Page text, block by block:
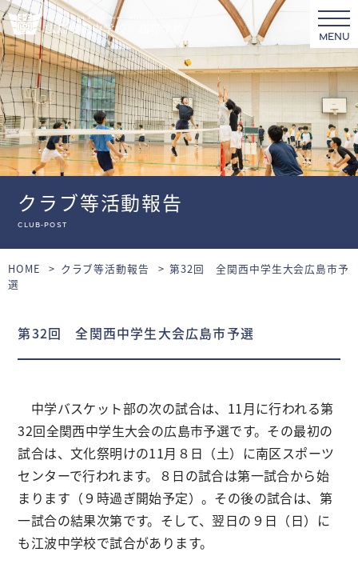
MENU
クラブ等活動報告
club-post
HOME クラブ等活動報告
第32回 全関西中学生大会広島市予
選
第32回 全関西中学生大会広島市予選
中学バスケット部の次の試合は、11月に行われる第
32回全関西中学生大会の広島市予選です。その最初の
試合は、文化祭明けの11月８日（土）に南区スポーツ
センターで行われます。８日の試合は第一試合から始
まります（９時過ぎ開始予定）。その後の試合は、第
一試合の結果次第です。そして、翌日の９日（日）に
も江波中学校で試合があります。